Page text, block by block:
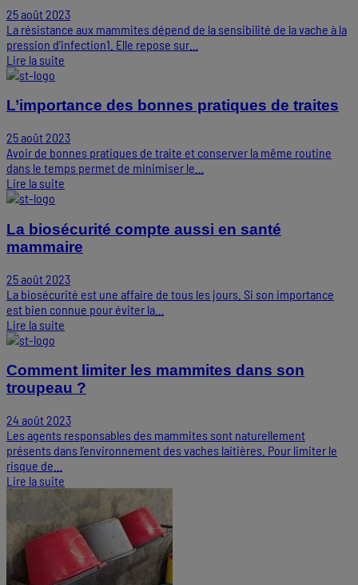
25 août 2023
La résistance aux mammites dépend de la sensibilité de la vache à la
pression d’infection1. Elle repose sur…
Lire la suite
L’importance des bonnes pratiques de traites
25 août 2023
Avoir de bonnes pratiques de traite et conserver la même routine
dans le temps permet de minimiser le…
Lire la suite
La biosécurité compte aussi en santé
mammaire
25 août 2023
La biosécurité est une affaire de tous les jours. Si son importance
est bien connue pour éviter la…
Lire la suite
Comment limiter les mammites dans son
troupeau ?
24 août 2023
Les agents responsables des mammites sont naturellement
présents dans l’environnement des vaches laitières. Pour limiter le
risque de…
Lire la suite